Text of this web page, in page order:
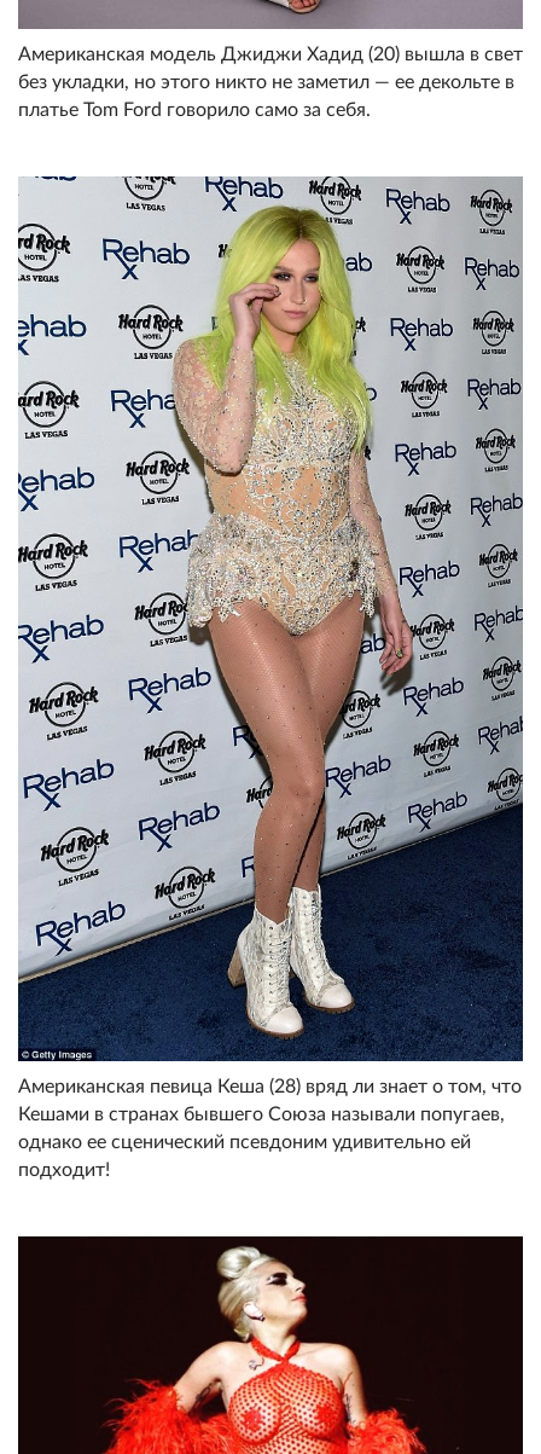
Американская модель Джиджи Хадид (20) вышла в свет
без укладки, но этого никто не заметил — ее декольте в
платье Tom Ford говорило само за себя.
Американская певица Кеша (28) вряд ли знает о том, что
Кешами в странах бывшего Союза называли попугаев,
однако ее сценический псевдоним удивительно ей
подходит!